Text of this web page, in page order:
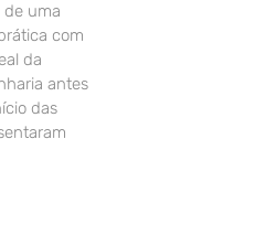
de uma
com
da
antes
das